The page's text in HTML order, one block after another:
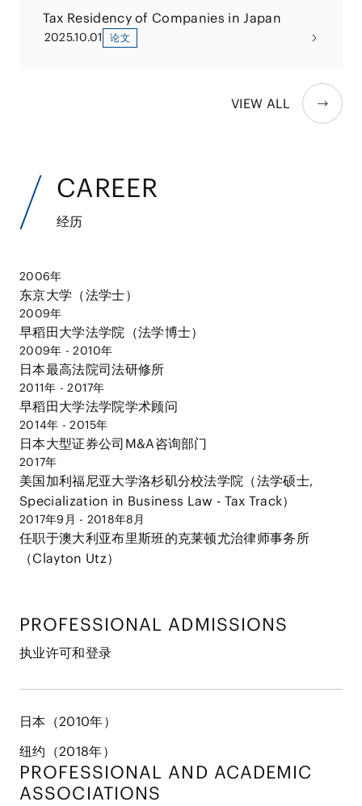
Tax Residency of Companies in Japan
2025.10.01 论文
VIEW ALL
CAREER
经历
2006年
东京大学（法学士）
2009年
早稻田大学法学院（法学博士）
2009年 - 2010年
日本最高法院司法研修所
2011年 - 2017年
早稻田大学法学院学术顾问
2014年 - 2015年
日本大型证券公司M&A咨询部门
2017年
美国加利福尼亚大学洛杉矶分校法学院（法学硕士,
Specialization in Business Law - Tax Track）
2017年9月 - 2018年8月
任职于澳大利亚布里斯班的克莱顿尤治律师事务所
（Clayton Utz）
PROFESSIONAL ADMISSIONS
执业许可和登录
日本（2010年）
纽约（2018年）
PROFESSIONAL AND ACADEMIC
ASSOCIATIONS